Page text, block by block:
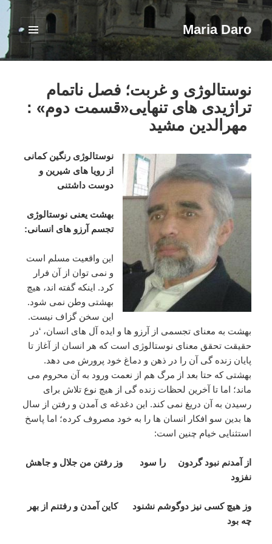
Maria Daro
فهرست
ابزارک‌ها
نوستالوژی و غربت؛ فصل ناتمام
تراژیدی های تنهایی«قسمت دوم» :
مهرالدین مشید
نوستالوژی رنگین کمانی
از رویا های شیرین و
دوست داشتنی
بهشت یعنی نوستالوژی
تجسم آرزو های انسانی:
این واقعیت مسلم است
و نمی توان از آن فرار
کرد. اینکه گفته اند، هیچ
بهشتی وطن نمی شود.
این سخن گزاف نیست.
بهشت به معنای تجسمی از آرزو ها و ایده آل های انسان، ‘در
حقیقت تحقق معنای نوستالوژی است که هر انسان از آغاز تا
پایان زنده گی آن را در ذهن و دماغ خود پرورش می دهد.
بهشتی که حتا بعد از مرگ هم از نعمت ورود به آن محروم می
ماند؛ اما تا آخرین لحظات زنده گی از هیچ نوع تلاش برای
رسیدن به آن دریغ نمی کند. این دغدغه ی آمدن و رفتن از سال
ها بدین سو افکار انسان ها را به خود مصروف کرده؛ اما پاسخ
استثنایی خیام چنین است:
از آمدنم نبود گردون را سود وز رفتن من جلال و جاهش
نفزود
وز هیچ کسی نیز دوگوشم نشنود کاین آمدن و رفتنم از بهر
چه بود